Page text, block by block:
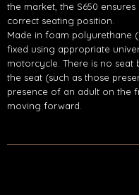
the market, the S650
correct seating position.
Made in foam polyurethane
fixed using appropriate
motorcycle. There is no seat
the seat (such as those
presence of an adult on the
moving forward.